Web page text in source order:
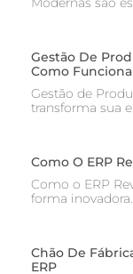
Gestão De
Como Funciona
Gestão de
transforma sua
Como O ERP
Como o ERP
forma inovadora.
Chão De
ERP